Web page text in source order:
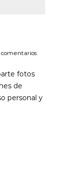
comentarios
fotos
de
personal y